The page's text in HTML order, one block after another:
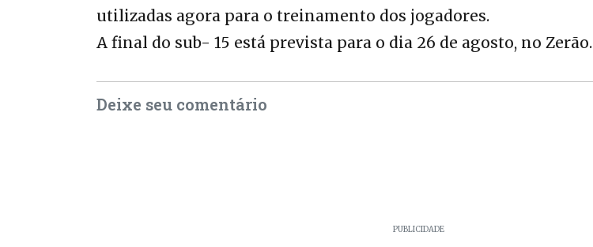
utilizadas agora para o treinamento dos jogadores.
A final do sub- 15 está prevista para o dia 26 de agosto, no Zerão.
Deixe seu comentário
PUBLICIDADE